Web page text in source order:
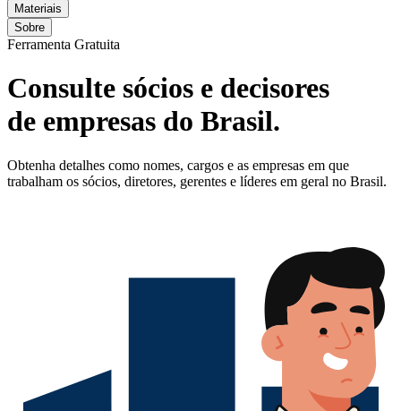
Materiais
Sobre
Ferramenta Gratuita
Consulte sócios e decisores
de empresas do Brasil.
Obtenha detalhes como nomes, cargos e as empresas em que
trabalham os sócios, diretores, gerentes e líderes em geral no Brasil.